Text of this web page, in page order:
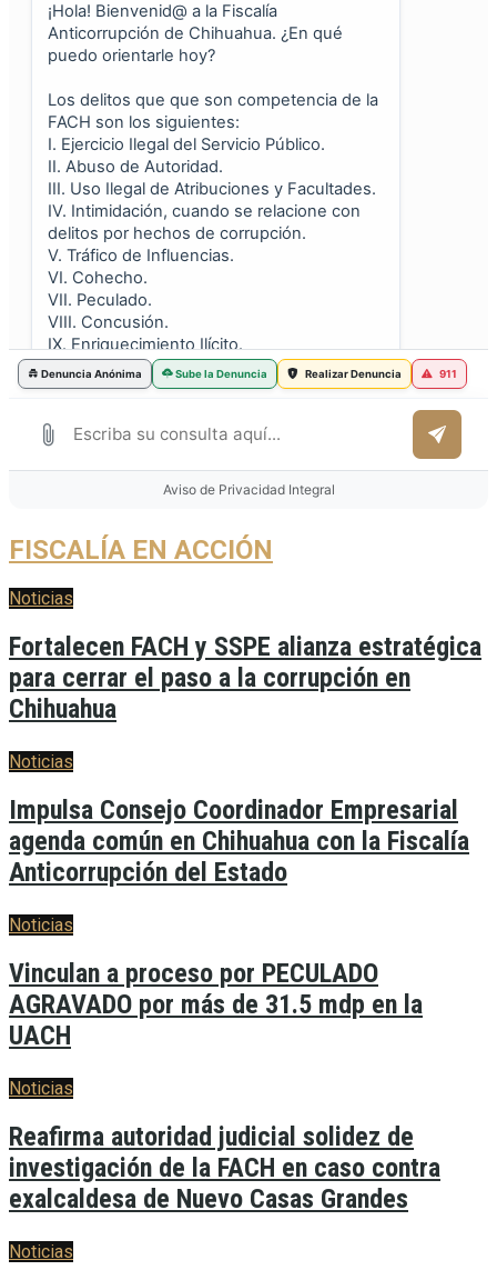
FISCALÍA EN ACCIÓN
Noticias
Fortalecen FACH y SSPE alianza estratégica
para cerrar el paso a la corrupción en
Chihuahua
Noticias
Impulsa Consejo Coordinador Empresarial
agenda común en Chihuahua con la Fiscalía
Anticorrupción del Estado
Noticias
Vinculan a proceso por PECULADO
AGRAVADO por más de 31.5 mdp en la
UACH
Noticias
Reafirma autoridad judicial solidez de
investigación de la FACH en caso contra
exalcaldesa de Nuevo Casas Grandes
Noticias